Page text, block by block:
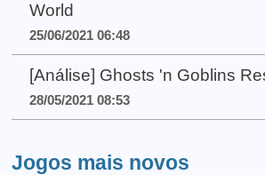
World
25/06/2021 06:48
[Análise] Ghosts 'n Goblins
28/05/2021 08:53
Jogos mais novos